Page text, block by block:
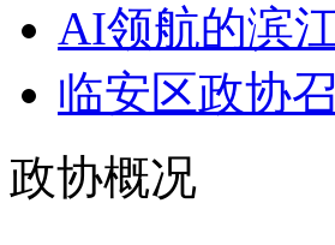
AI领航的滨
临安区政协
政协概况